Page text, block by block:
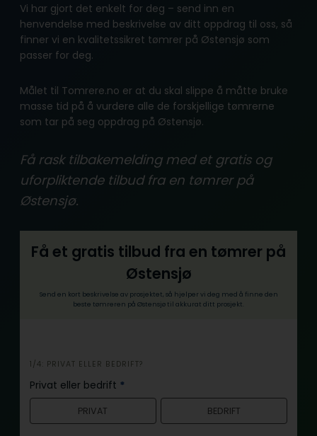
Vi har gjort det enkelt for deg – send inn en
henvendelse med beskrivelse av ditt oppdrag til oss, så
finner vi en kvalitetssikret tømrer på Østensjø som
passer for deg.
Målet til Tomrere.no er at du skal slippe å måtte bruke
masse tid på å vurdere alle de forskjellige tømrerne
som tar på seg oppdrag på Østensjø.
Få rask tilbakemelding med et gratis og
uforpliktende tilbud fra en tømrer på
Østensjø.
Få et gratis tilbud fra en tømrer på
Østensjø
Send en kort beskrivelse av prosjektet, så hjelper vi deg med å finne den
beste tømreren på Østensjø til akkurat ditt prosjekt.
i
n
n
o
1/4: PRIVAT ELLER BEDRIFT?
Privat eller bedrift *
PRIVAT BEDRIFT